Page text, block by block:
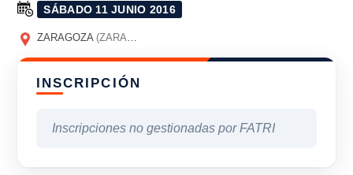
SÁBADO 11 JUNIO 2016
ZARAGOZA (ZARAGOZA)
INSCRIPCIÓN
Inscripciones no gestionadas por FATRI